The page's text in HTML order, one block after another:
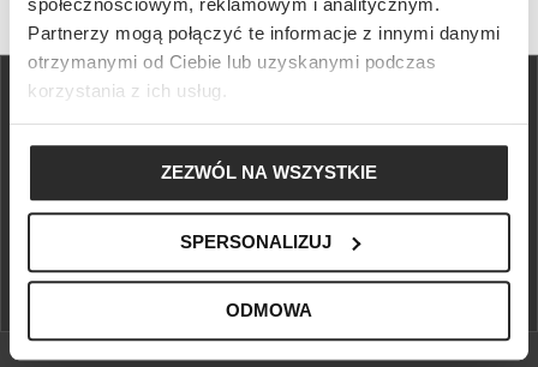
Partnerzy mogą połączyć te informacje z innymi danymi
otrzymanymi od Ciebie lub uzyskanymi podczas
korzystania z ich usług.
ZEZWÓL NA WSZYSTKIE
SPERSONALIZUJ
ODMOWA
Skorzystaj z 10% rabatu na pierwsze zakupy, darmowych zwrotów i
wcześniejszego dostępu do specjalnych akcji w S'portofino Club.